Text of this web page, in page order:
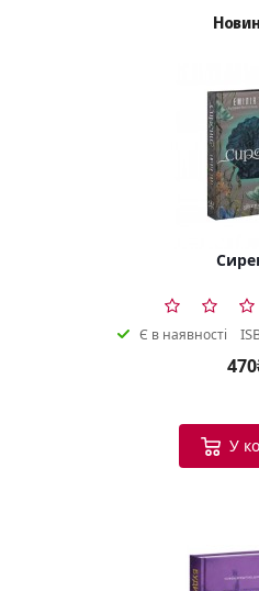
Є в наявності
У